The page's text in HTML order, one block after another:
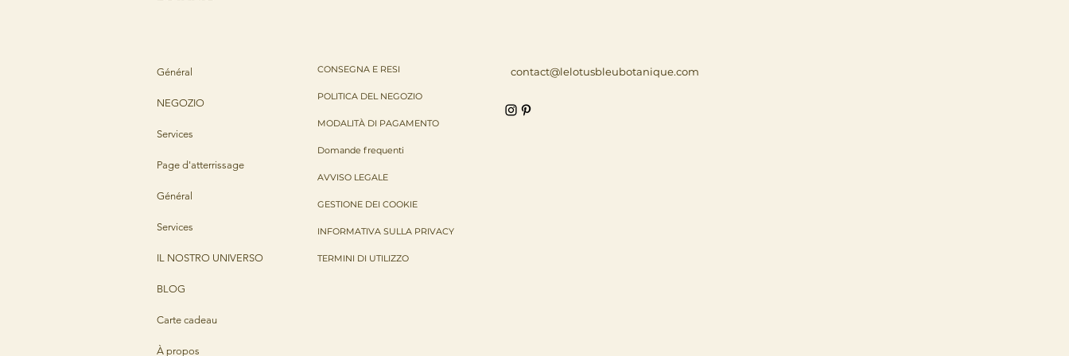
Général
NEGOZIO
Services
Page d'atterrissage
Général
Services
IL NOSTRO UNIVERSO
BLOG
Carte cadeau
À propos
CONSEGNA E RESI
POLITICA DEL NEGOZIO
MODALITÀ DI PAGAMENTO
Domande frequenti
AVVISO LEGALE
GESTIONE DEI COOKIE
INFORMATIVA SULLA PRIVACY
TERMINI DI UTILIZZO
contact@lelotusbleubotanique.com